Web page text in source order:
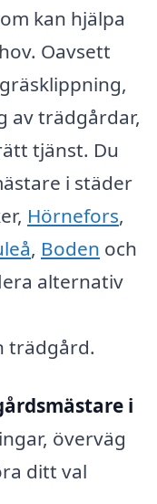
kan hjälpa
Oavsett
av trädgårdar,
tjänst. Du
i städer
Hörnefors,
, Boden och
alternativ
trädgård.
i
överväg
ditt val